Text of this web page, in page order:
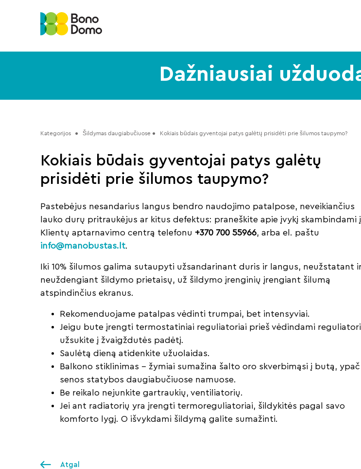
Dažniausiai
Kategorijos ●   Šildymas daugiabučiuose ● Kokiais būdais gyventojai patys galėtų prisidėti prie šilumos taupymo?
Kokiais būdais gyventojai patys galėtų
prisidėti prie šilumos taupymo?
Pastebėjus nesandarius langus bendro naudojimo patalpose, neveikiančius
lauko durų pritraukėjus ar kitus defektus: praneškite apie įvykį skambindami į
Klientų aptarnavimo centrą telefonu +370 700 55966, arba el. paštu
info@manobustas.lt.
Iki 10% šilumos galima sutaupyti užsandarinant duris ir langus, neužstatant
neuždengiant šildymo prietaisų, už šildymo įrenginių įrengiant šilumą
atspindinčius ekranus.
Rekomenduojame patalpas vėdinti trumpai, bet intensyviai.
Jeigu bute įrengti termostatiniai reguliatoriai prieš vėdindami
užsukite į žvaigždutės padėtį.
Saulėtą dieną atidenkite užuolaidas.
Balkono stiklinimas – žymiai sumažina šalto oro skverbimąsi į butą, ypač
senos statybos daugiabučiuose namuose.
Be reikalo nejunkite gartraukių, ventiliatorių.
Jei ant radiatorių yra įrengti termoreguliatoriai, šildykitės pagal savo
komforto lygį. O išvykdami šildymą galite sumažinti.
Atgal